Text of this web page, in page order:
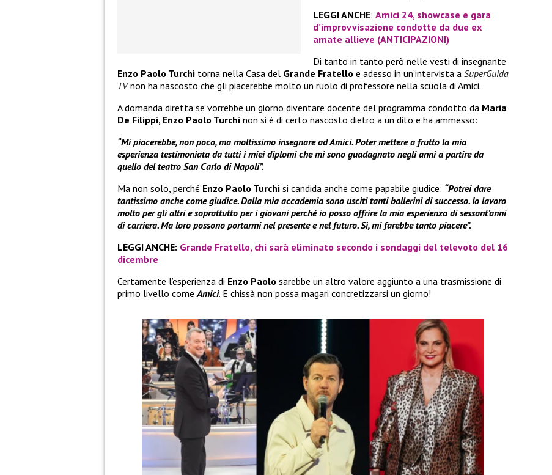
LEGGI ANCHE: Amici 24, showcase e gara
d’improvvisazione condotte da due ex
amate allieve (ANTICIPAZIONI)
Di tanto in tanto però nelle vesti di insegnante
Enzo Paolo Turchi torna nella Casa del Grande Fratello e adesso in un’intervista a SuperGuida
TVnon ha nascosto che gli piacerebbe molto un ruolo di professore nella scuola di Amici.
A domanda diretta se vorrebbe un giorno diventare docente del programma condotto da Maria
De Filippi, Enzo Paolo Turchi non si è di certo nascosto dietro a un dito e ha ammesso:
“Mi piacerebbe, non poco, ma moltissimo insegnare ad Amici. Poter mettere a frutto la mia
esperienza testimoniata da tutti i miei diplomi che mi sono guadagnato negli anni a partire da
quello del teatro San Carlo di Napoli”.
Ma non solo, perché Enzo Paolo Turchi si candida anche come papabile giudice: “Potrei dare
tantissimo anche come giudice. Dalla mia accademia sono usciti tanti ballerini di successo. Io lavoro
molto per gli altri e soprattutto per i giovani perché io posso offrire la mia esperienza di sessant’anni
di carriera. Ma loro possono portarmi nel presente e nel futuro. Sì, mi farebbe tanto piacere”.
LEGGI ANCHE: Grande Fratello, chi sarà eliminato secondo i sondaggi del televoto del 16
dicembre
Certamente l’esperienza di Enzo Paolo sarebbe un altro valore aggiunto a una trasmissione di
primo livello comeAmici. E chissà non possa magari concretizzarsi un giorno!